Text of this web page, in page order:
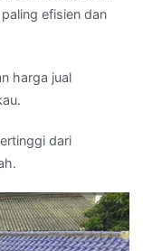
efisien dan
harga jual
dari